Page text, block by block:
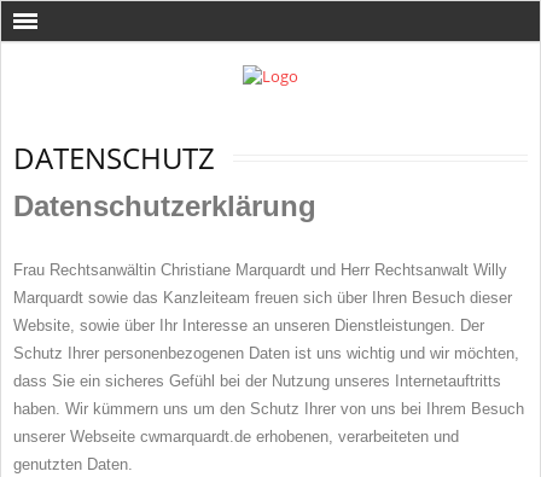
DATENSCHUTZ
Datenschutzerklärung
Frau Rechtsanwältin Christiane Marquardt und Herr Rechtsanwalt Willy
Marquardt sowie das Kanzleiteam freuen sich über Ihren Besuch dieser
Website, sowie über Ihr Interesse an unseren Dienstleistungen. Der
Schutz Ihrer personenbezogenen Daten ist uns wichtig und wir möchten,
dass Sie ein sicheres Gefühl bei der Nutzung unseres Internetauftritts
haben. Wir kümmern uns um den Schutz Ihrer von uns bei Ihrem Besuch
unserer Webseite cwmarquardt.de erhobenen, verarbeiteten und
genutzten Daten.